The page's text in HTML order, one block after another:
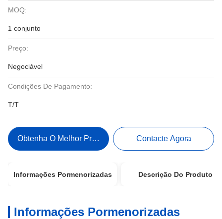
MOQ:
1 conjunto
Preço:
Negociável
Condições De Pagamento:
T/T
Obtenha O Melhor Preço Contacte Agora
Informações Pormenorizadas Descrição Do Produto
Informações Pormenorizadas